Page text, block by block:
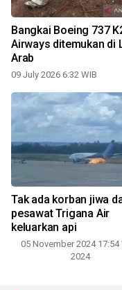
Bangkai Boeing 737
Airways ditemukan di
Arab
09 July 2026 6:32 WIB
Tak ada korban jiwa
pesawat Trigana Air
keluarkan api
05 November 2024 17:54
2024